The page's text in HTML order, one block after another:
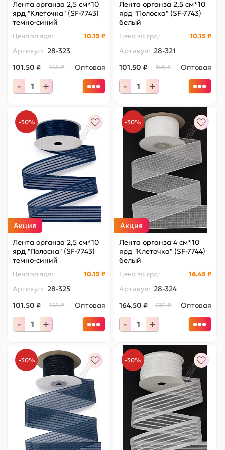
Лента органза 2,5 см*10
ярд "Клеточка" (SF-7743)
темно-синий
Цена за ярд: 10.15 ₽
Артикул: 28-323
101.50 ₽
145 ₽ Оптовая
- +
Лента органза 2,5 см*10
ярд "Полоска" (SF-7743)
белый
Цена за ярд: 10.15 ₽
Артикул: 28-321
101.50 ₽
145 ₽ Оптовая
- +
-30%
Акция
Лента органза 2,5 см*10
ярд "Полоска" (SF-7743)
темно-синий
Цена за ярд: 10.15 ₽
Артикул: 28-325
101.50 ₽
145 ₽ Оптовая
- +
-30%
Акция
Лента органза 4 см*10
ярд "Клеточка" (SF-7744)
белый
Цена за ярд: 16.45 ₽
Артикул: 28-324
164.50 ₽
235 ₽ Оптовая
- +
-30% -30%